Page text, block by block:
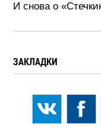
И снова о
ЗАКЛАДКИ